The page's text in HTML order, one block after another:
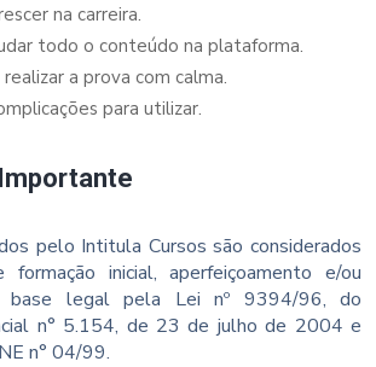
na carreira.
todo o conteúdo na plataforma.
a prova com calma.
para utilizar.
pelo Intitula Cursos são considerados
formação inicial, aperfeiçoamento e/ou
base legal pela Lei nº 9394/96, do
n° 5.154, de 23 de julho de 2004 e
n° 04/99.